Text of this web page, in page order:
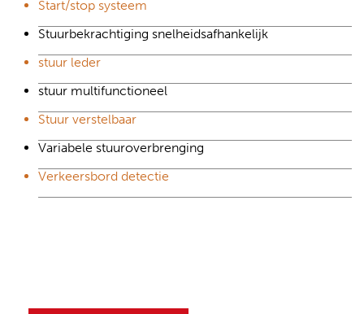
Start/stop systeem
Stuurbekrachtiging snelheidsafhankelijk
stuur leder
stuur multifunctioneel
Stuur verstelbaar
Variabele stuuroverbrenging
Verkeersbord detectie